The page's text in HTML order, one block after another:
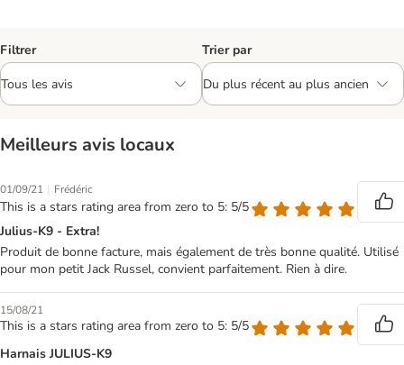
Filtrer Trier par
Meilleurs avis locaux
01/09/21 | Frédéric
This is a stars rating area from zero to 5: 5/5
Julius-K9 - Extra!
Produit de bonne facture, mais également de très bonne qualité. Utilisé
pour mon petit Jack Russel, convient parfaitement. Rien à dire.
15/08/21
This is a stars rating area from zero to 5: 5/5
Harnais JULIUS-K9